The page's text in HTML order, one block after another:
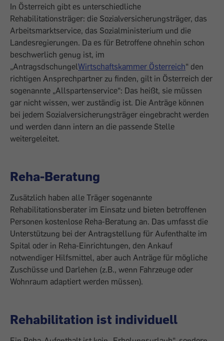
In Österreich gibt es unterschiedliche
Rehabilitationsträger: die Sozialversicherungsträger, das
Arbeitsmarktservice, das Sozialministerium und die
Landesregierungen. Da es für Betroffene ohnehin schon
beschwerlich genug ist, im
„AntragsdschungelWirtschaftskammer Österreich“ den
richtigen Ansprechpartner zu ­finden, gilt in Österreich der
sogenannte „Allspartenservice“: Das heißt, sie müssen
gar nicht wissen, wer zuständig ist. Die ­Anträge können
bei jedem Sozialversicherungsträger eingebracht werden
und werden dann intern an die passende Stelle
weitergeleitet.
Reha-Beratung
Zusätzlich haben alle Träger sogenannte
Rehabilitationsberater im Einsatz und ­bieten betroffenen
Personen kostenlose Reha-Beratung an. Das umfasst die
Unterstützung bei der Antragstellung für Aufenthalte im
Spital oder in Reha-Einrichtungen, den Ankauf
notwendiger Hilfsmittel, aber auch Anträge für mögliche
Zuschüsse und Darlehen (z.B., wenn Fahrzeuge oder
Wohnraum adaptiert werden müssen).
Rehabilitation ist individuell